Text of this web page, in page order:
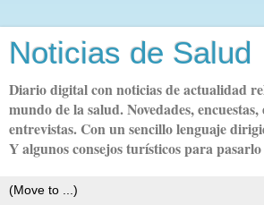
Noticias de Salud
Diario digital con noticias de actualidad
mundo de la salud. Novedades,
entrevistas. Con un sencillo lenguaje
Y algunos consejos turísticos para